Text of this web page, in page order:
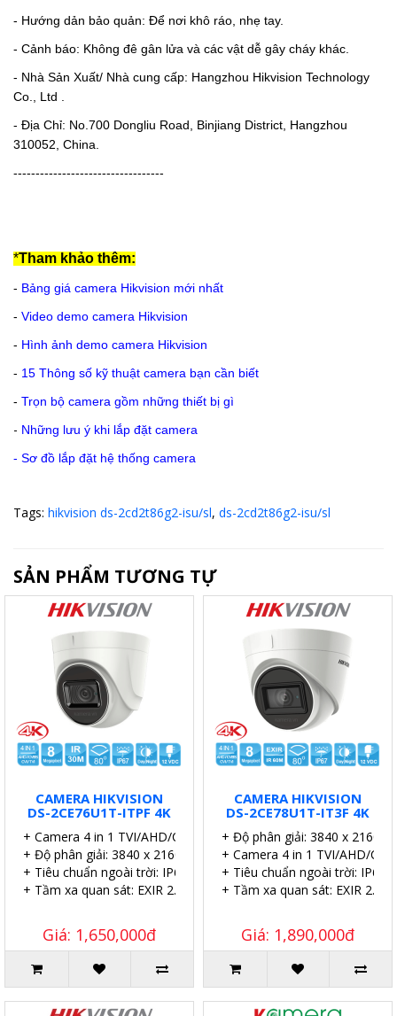
- Hướng dản bảo quản: Để nơi khô ráo, nhẹ tay.
- Cảnh báo: Không đê gân lửa và các vật dễ gây cháy khác.
- Nhà Sản Xuất/ Nhà cung cấp: Hangzhou Hikvision Technology
Co., Ltd .
- Địa Chỉ: No.700 Dongliu Road, Binjiang District, Hangzhou
310052, China.
----------------------------------
*Tham khảo thêm:
- Bảng giá camera Hikvision mới nhất
- Video demo camera Hikvision
- Hình ảnh demo camera Hikvision
- 15 Thông số kỹ thuật camera bạn cần biết
- Trọn bộ camera gồm những thiết bị gì
- Những lưu ý khi lắp đặt camera
- Sơ đồ lắp đặt hệ thống camera
Tags: hikvision ds-2cd2t86g2-isu/sl, ds-2cd2t86g2-isu/sl
SẢN PHẨM TƯƠNG TỰ
CAMERA HIKVISION
DS-2CE76U1T-ITPF 4K
+ Camera 4 in 1 TVI/AHD/CVI/CVBS.
+ Độ phân giải: 3840 x 2160p. 4K
+ Tiêu chuẩn ngoài trời: IP67.
+ Tầm xa quan sát: EXIR 2.0 30 mét.
Giá: 1,650,000đ
CAMERA HIKVISION
DS-2CE78U1T-IT3F 4K
+ Độ phân giải: 3840 x 2160p.
+ Camera 4 in 1 TVI/AHD/CVI/
+ Tiêu chuẩn ngoài trời: IP67.
+ Tầm xa quan sát: EXIR 2.0
Giá: 1,890,000đ